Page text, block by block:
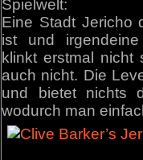
Spielwelt:
Eine Stadt Jericho
ist und
klinkt erstmal
auch nicht. Die
und bietet nichts
wodurch man